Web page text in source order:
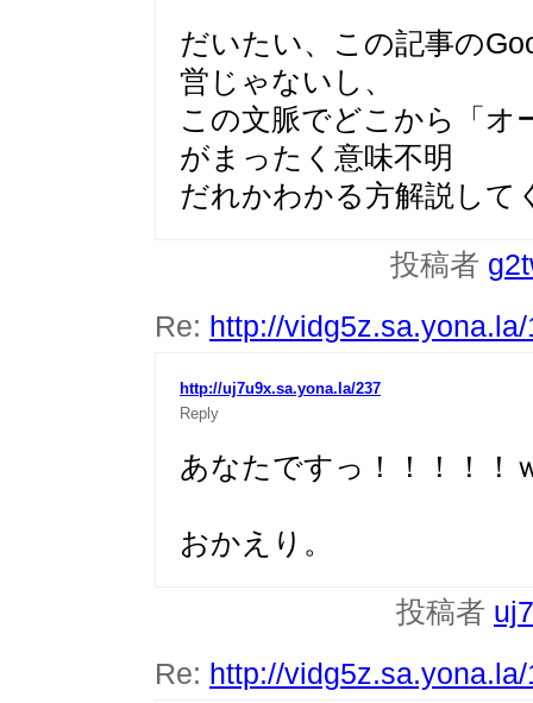
だいたい、この記事の
営じゃないし、
この文脈でどこから「オ
がまったく意味不明
だれかわかる方解説して
投稿者
Re: http://
http://uj7u9x.sa.yona.la/237
Reply
あなたですっ！！！！！
おかえり。
投稿者
Re: http://